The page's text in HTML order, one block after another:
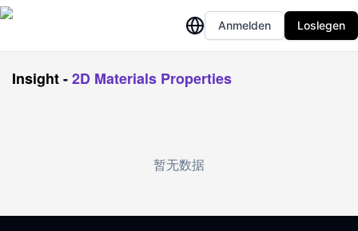
Anmelden Loslegen
Insight-2D Materials Properties
暂无数据